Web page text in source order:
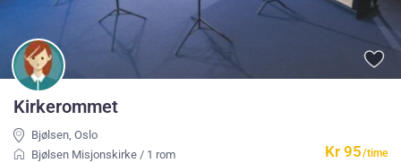
Kr 95/time
Kirkerommet
Bjølsen,Oslo
Bjølsen Misjonskirke / 1 rom